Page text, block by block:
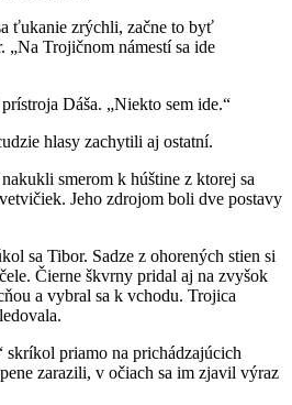
ťukanie zrýchli, začne to byť
„Na Trojičnom námestí sa ide
Dáša. „Niekto sem ide.“
hlasy zachytili aj ostatní.
smerom k húštine z ktorej sa
Jeho zdrojom boli dve postavy
sa Tibor. Sadze z ohorených stien si
Čierne škvrny pridal aj na zvyšok
a vybral sa k vchodu. Trojica
skríkol priamo na prichádzajúcich
zarazili, v očiach sa im zjavil výraz